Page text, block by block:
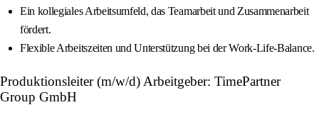
Ein kollegiales Arbeitsumfeld, das Teamarbeit und Zusammenarbeit
fördert.
Flexible Arbeitszeiten und Unterstützung bei der Work-Life-Balance.
Produktionsleiter (m/w/d) Arbeitgeber: TimePartner
Group GmbH